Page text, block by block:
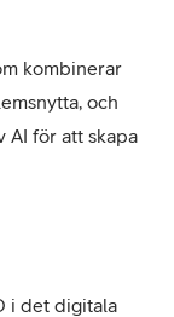
kombinerar
och
AI för att skapa
i det digitala